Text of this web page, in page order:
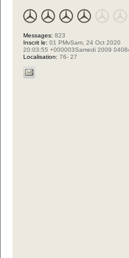
Messages: 823
Inscrit le: 01 PMvSam, 24 Oct 2020
20:03:55 +000003Samedi 2009
Localisation: 76- 27